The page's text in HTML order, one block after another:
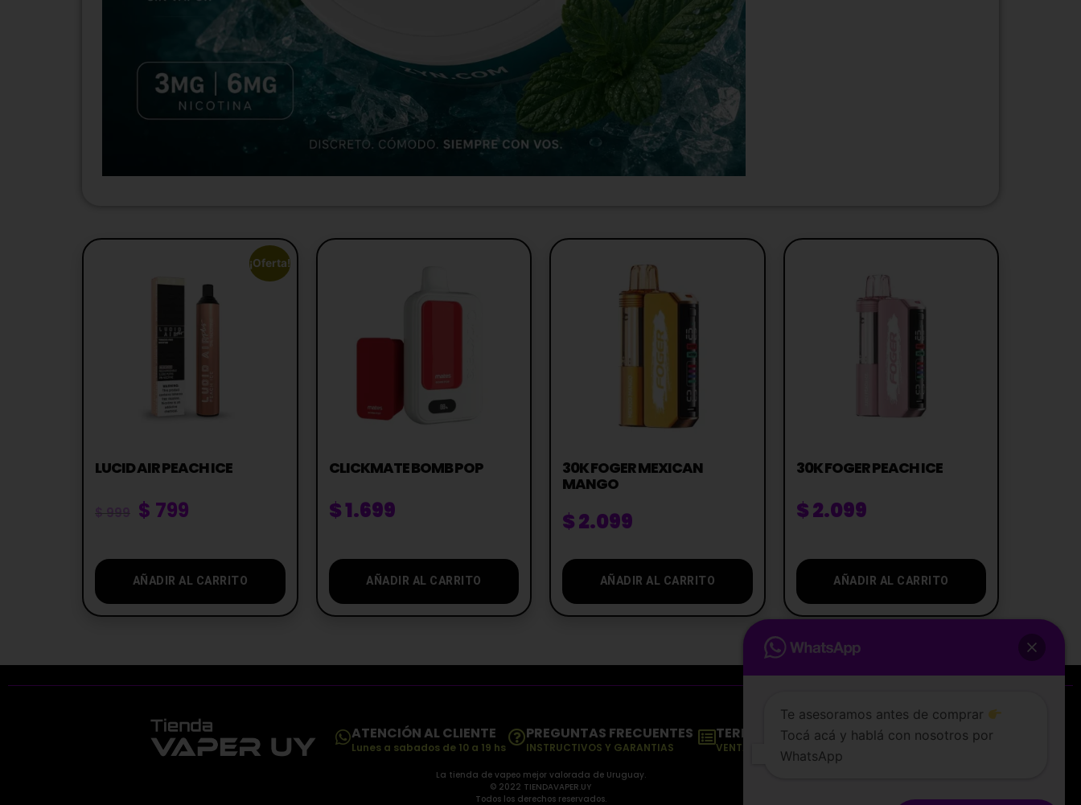
¡Oferta!
LUCID AIR PEACH ICE
$ 799
AÑADIR AL CARRITO
CLICKMATE BOMB POP
$1.699
AÑADIR AL CARRITO
30K FOGER MEXICAN
MANGO
$2.099
AÑADIR AL CARRITO
30K FOGER PEACH ICE
$2.099
AÑADIR AL CARRITO
ATENCIÓN AL CLIENTE
Lunes a sabados de 10 a 19 hs
PREGUNTAS FRECUENTES
INSTRUCTIVOS Y GARANTIAS
TERMINOS Y CONDICIONES
VENTA PROHIBIDA A MENORES DE 18 AÑOS
La tienda de vapeo mejor valorada de Uruguay.
© 2022 TIENDAVAPER.UY
Todos los derechos reservados.
Te asesoramos antes de comprar
Tocá acá y hablá con nosotros por
Entregamos en el dia